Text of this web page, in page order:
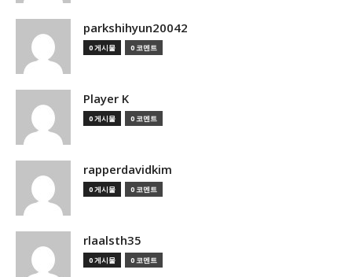
parkshihyun20042
0 게시물 0 코멘트
Player K
0 게시물 0 코멘트
rapperdavidkim
0 게시물 0 코멘트
rlaalsth35
0 게시물 0 코멘트